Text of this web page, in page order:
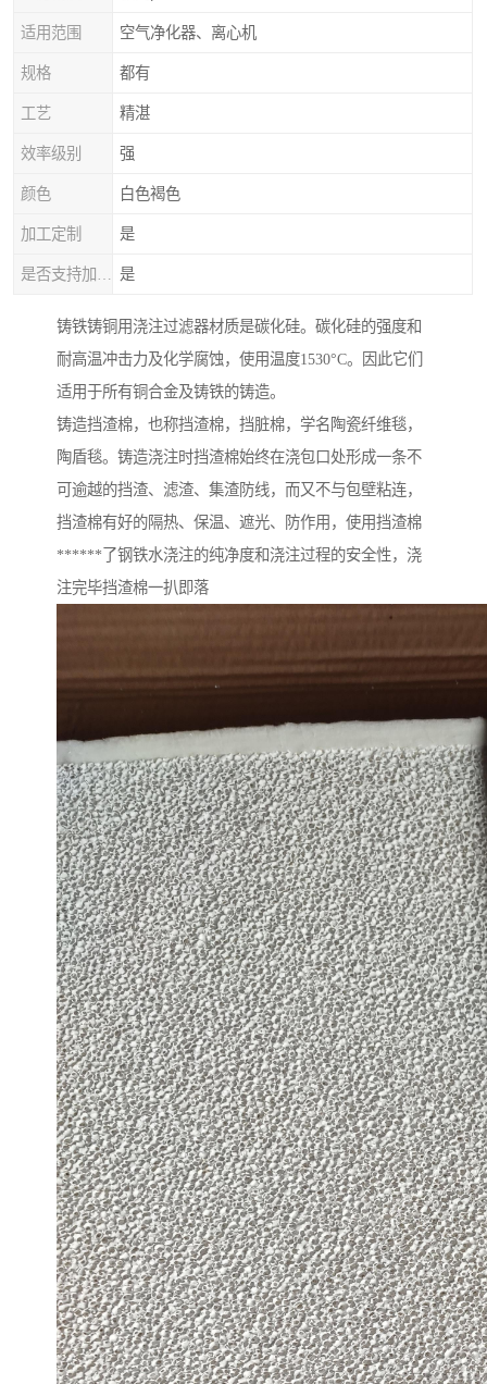
适用范围 空气净化器、离心机
规格 都有
工艺 精湛
效率级别 强
颜色 白色褐色
加工定制 是
是
铸铁铸铜用浇注过滤器材质是碳化硅。碳化硅的强度和
耐高温冲击力及化学腐蚀，使用温度1530°C。因此它们
适用于所有铜合金及铸铁的铸造。
铸造挡渣棉，也称挡渣棉，挡脏棉，学名陶瓷纤维毯，
陶盾毯。铸造浇注时挡渣棉始终在浇包口处形成一条不
可逾越的挡渣、滤渣、集渣防线，而又不与包壁粘连，
挡渣棉有好的隔热、保温、遮光、防作用，使用挡渣棉
******了钢铁水浇注的纯净度和浇注过程的安全性，浇
注完毕挡渣棉一扒即落